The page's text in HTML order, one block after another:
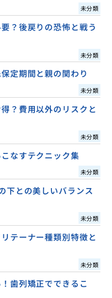
未分類
？後戻りの恐怖と戦う
未分類
定期間と親の関わり
未分類
？費用以外のリスクと
未分類
なすテクニック集
未分類
下との美しいバランス
未分類
テーナー種類別特徴と
未分類
歯列矯正でできるこ